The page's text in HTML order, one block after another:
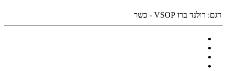
דגם: רולנד ברו VSOP - כשר